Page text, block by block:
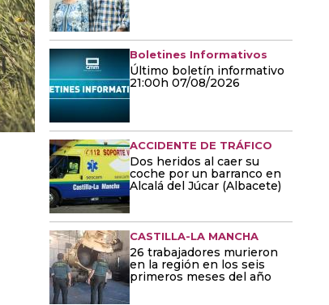
Boletines Informativos
Último boletín informativo
21:00h 07/08/2026
ACCIDENTE DE TRÁFICO
Dos heridos al caer su
coche por un barranco en
Alcalá del Júcar (Albacete)
CASTILLA-LA MANCHA
26 trabajadores murieron
en la región en los seis
primeros meses del año